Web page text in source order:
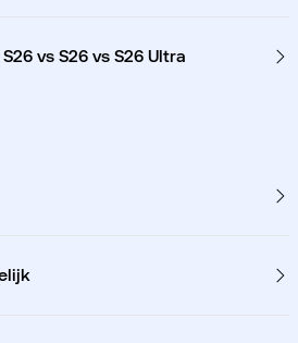
vs S26 vs S26 Ultra